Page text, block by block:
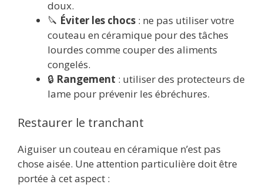
doux.
🔪 Éviter les chocs : ne pas utiliser votre
couteau en céramique pour des tâches
lourdes comme couper des aliments
congelés.
🔒 Rangement : utiliser des protecteurs de
lame pour prévenir les ébréchures.
Restaurer le tranchant
Aiguiser un couteau en céramique n’est pas
chose aisée. Une attention particulière doit être
portée à cet aspect :